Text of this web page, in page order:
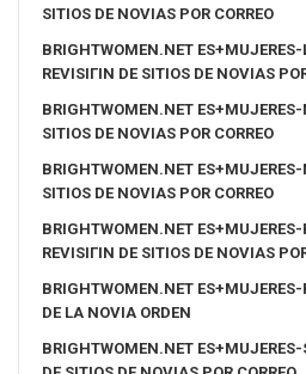
SITIOS DE NOVIAS POR CORREO
BRIGHTWOMEN.NET
REVISIГІN DE SITIOS DE NOVIAS
BRIGHTWOMEN.NET ES+MUJERES-
SITIOS DE NOVIAS POR CORREO
BRIGHTWOMEN.NET ES+MUJERES-
SITIOS DE NOVIAS POR CORREO
BRIGHTWOMEN.NET ES+MUJERES-
REVISIГІN DE SITIOS DE NOVIAS
BRIGHTWOMEN.NET
DE LA NOVIA ORDEN
BRIGHTWOMEN.NET